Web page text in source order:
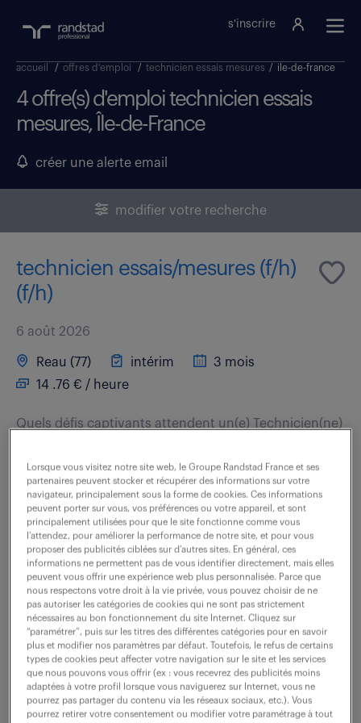
s'inscrire
accueil / offres d'emploi / technicien essais mesures / ile-de-france
4 offre(s) d'emploi technicien essais
mesures, Île-de-France
créer une alerte email
modifier votre recherche
technicien essais/mesures (f/h)
(f/h)
6 août 2026
Reau (77) intérim
3 mois
14 .76 € / heure
Quels défis captivants attendent un(e) Technicien(ne)
poste, vous serez responsable de l'installation, de la
surveillance et de la maintenance des...
voir l'offre
technicien expert qualification
aerolique (f/h)
7 juillet 2026
Lorsque vous visitez notre site web, le Groupe Randstad France et ses
partenaires peuvent stocker et récupérer des informations sur votre
navigateur, principalement sous la forme de cookies. Ces informations
peuvent porter sur vous, vos préférences ou votre appareil, et sont
principalement utilisées pour que le site fonctionne comme vous
l’attendez, pour améliorer la performance de notre site, et pour vous
proposer des publicités ciblées sur d’autres sites. En général, ces
informations ne permettent pas de vous identifier directement, mais elles
peuvent vous offrir une expérience web plus personnalisée. Parce que
nous respectons votre droit à la vie privée, vous pouvez choisir de ne
pas autoriser les catégories de cookies qui ne sont pas strictement
nécessaires au bon fonctionnement du site Internet. Cliquez sur
“paramétrer”, puis sur les titres des différentes catégories pour en savoir
plus et modifier nos paramètres par défaut. Toutefois, le refus de certains
types de cookies peut affecter votre navigation sur le site et les services
que nous pouvons vous offrir (ex : vous recevrez des publicités moins
adaptées à votre profil lorsque vous naviguerez sur Internet, vous ne
pourrez pas partager du contenu via les réseaux sociaux, etc.). Vous
pourrez retirer votre consentement ou modifier votre paramétrage à tout